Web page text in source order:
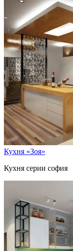
Кухня «Зоя»
Кухня серии софия